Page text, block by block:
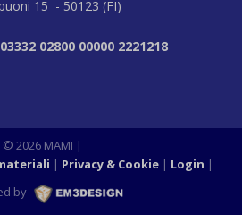
15 - 50123 (FI)
02800 00000 2221218
© 2026 MAMI |
Privacy & Cookie Login |
by